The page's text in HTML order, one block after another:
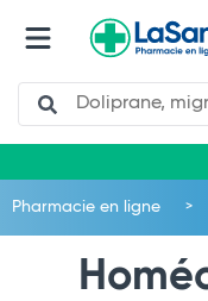
Search
Pharmacie en ligne